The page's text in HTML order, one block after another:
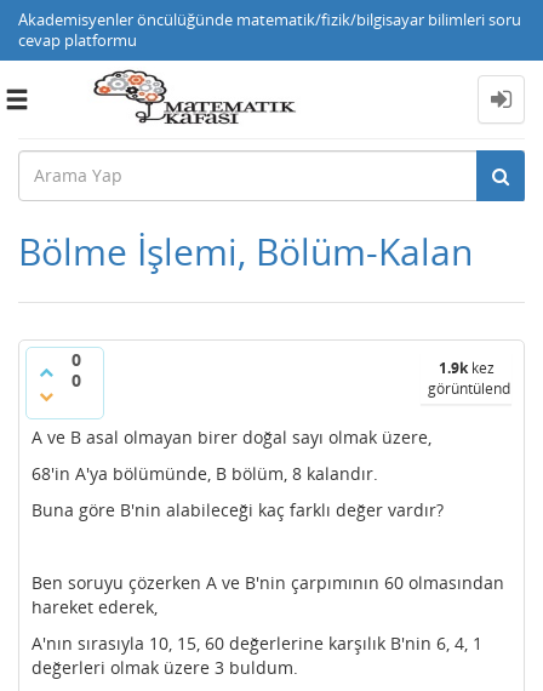
Akademisyenler öncülüğünde matematik/fizik/bilgisayar bilimleri soru
cevap platformu
Toggle
Bölme İşlemi, Bölüm-Kalan
0
0
1.9kkez
görüntülendi
A ve B asal olmayan birer doğal sayı olmak üzere,
68'in A'ya bölümünde, B bölüm, 8 kalandır.
Buna göre B'nin alabileceği kaç farklı değer vardır?
Ben soruyu çözerken A ve B'nin çarpımının 60 olmasından
hareket ederek,
A'nın sırasıyla 10, 15, 60 değerlerine karşılık B'nin 6, 4, 1
değerleri olmak üzere 3 buldum.